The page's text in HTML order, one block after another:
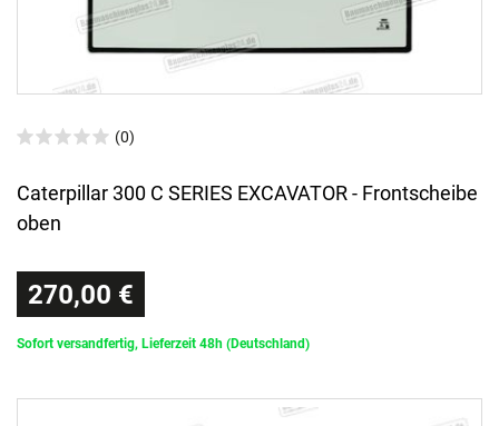
(0)
Caterpillar 300 C SERIES EXCAVATOR - Frontscheibe
oben
270,00 €
Sofort versandfertig, Lieferzeit 48h (Deutschland)